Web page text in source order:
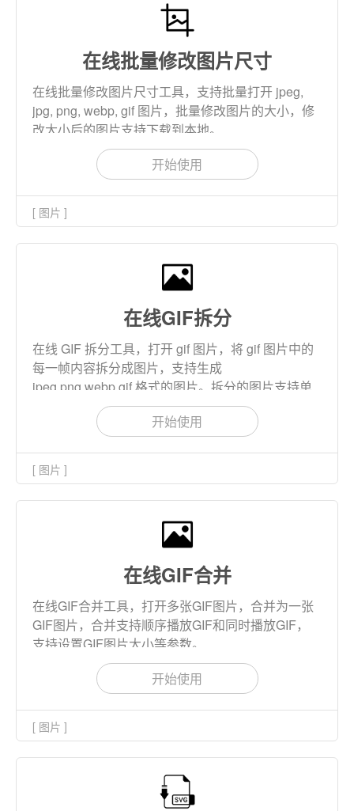
在线批量修改图片尺寸
在线批量修改图片尺寸工具，支持批量打开 jpeg,
jpg, png, webp, gif 图片，批量修改图片的大小，修
改大小后的图片支持下载到本地。
开始使用
[ 图片 ]
在线GIF拆分
在线 GIF 拆分工具，打开 gif 图片，将 gif 图片中的
每一帧内容拆分成图片，支持生成
jpeg,png,webp,gif 格式的图片。拆分的图片支持单
张和批量下载。
开始使用
[ 图片 ]
在线GIF合并
在线GIF合并工具，打开多张GIF图片，合并为一张
GIF图片，合并支持顺序播放GIF和同时播放GIF，
支持设置GIF图片大小等参数。
开始使用
[ 图片 ]